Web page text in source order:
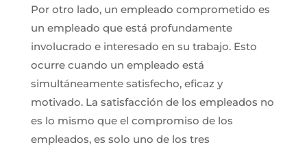
Por otro lado, un empleado comprometido es
un empleado que está profundamente
involucrado e interesado en su trabajo. Esto
ocurre cuando un empleado está
simultáneamente satisfecho, eficaz y
motivado. La satisfacción de los empleados no
es lo mismo que el compromiso de los
empleados, es solo uno de los tres